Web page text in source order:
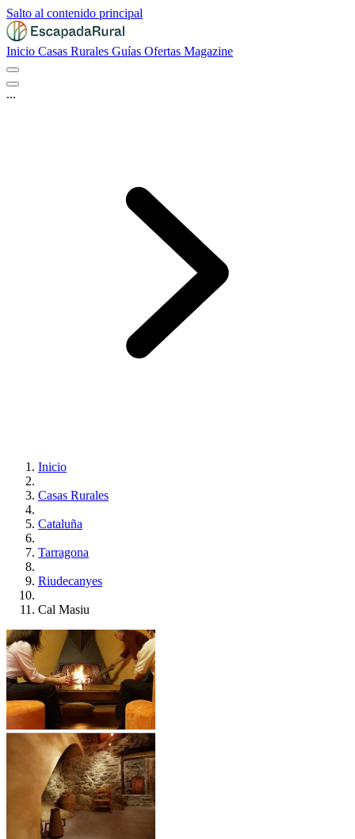
Salto al contenido principal
Inicio Casas Rurales Guías Ofertas Magazine
...
Inicio
Casas Rurales
Cataluña
Tarragona
Riudecanyes
Cal Masiu